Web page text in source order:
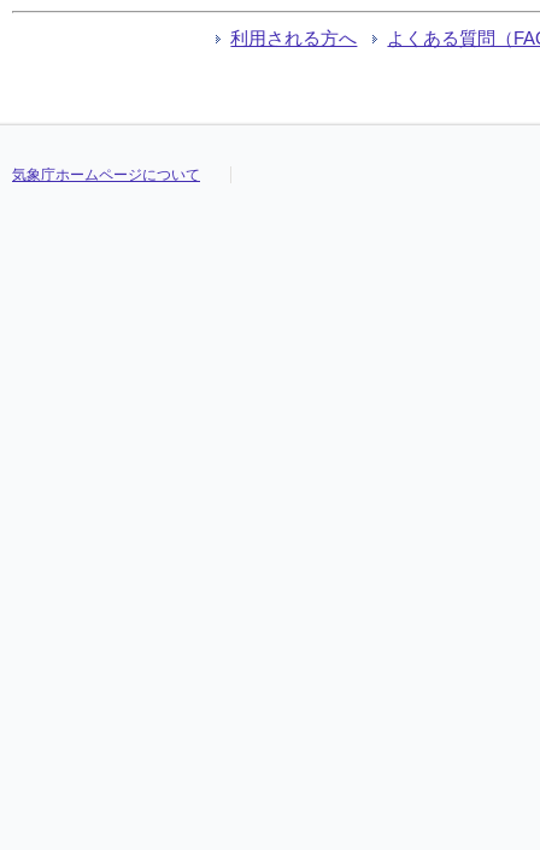
利用される方へ よくある質問（
気象庁ホームページについて